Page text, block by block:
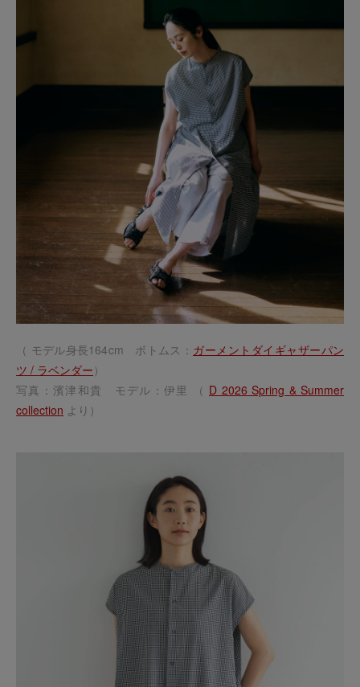
（ モデル身長164cm ボトムス： ガーメントダイギャザーパン
ツ / ラベンダー ）
写真：濱津和貴 モデル：伊里 （ D 2026 Spring & Summer
collection より）